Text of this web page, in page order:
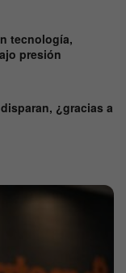
tecnología,
presión
¿gracias a